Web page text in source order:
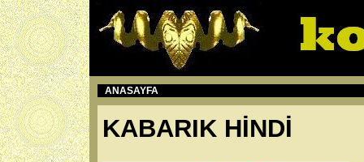
ANASAYFA
KABARIK HİNDİ